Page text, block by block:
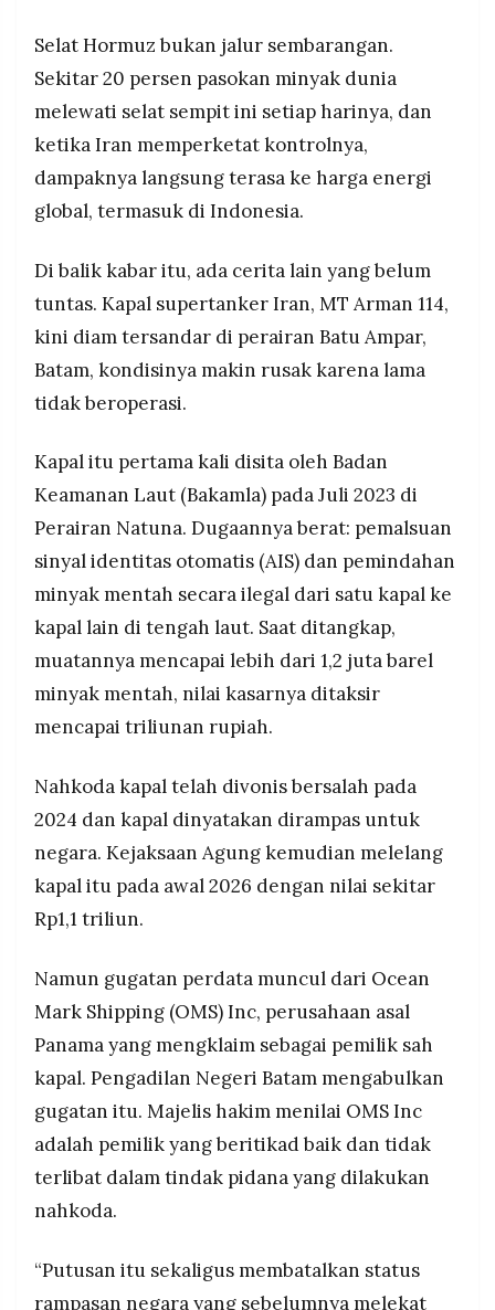
Selat Hormuz bukan jalur sembarangan.
Sekitar 20 persen pasokan minyak dunia
melewati selat sempit ini setiap harinya, dan
ketika Iran memperketat kontrolnya,
dampaknya langsung terasa ke harga energi
global, termasuk di Indonesia.
Di balik kabar itu, ada cerita lain yang belum
tuntas. Kapal supertanker Iran, MT Arman 114,
kini diam tersandar di perairan Batu Ampar,
Batam, kondisinya makin rusak karena lama
tidak beroperasi.
Kapal itu pertama kali disita oleh Badan
Keamanan Laut (Bakamla) pada Juli 2023 di
Perairan Natuna. Dugaannya berat: pemalsuan
sinyal identitas otomatis (AIS) dan pemindahan
minyak mentah secara ilegal dari satu kapal ke
kapal lain di tengah laut. Saat ditangkap,
muatannya mencapai lebih dari 1,2 juta barel
minyak mentah, nilai kasarnya ditaksir
mencapai triliunan rupiah.
Nahkoda kapal telah divonis bersalah pada
2024 dan kapal dinyatakan dirampas untuk
negara. Kejaksaan Agung kemudian melelang
kapal itu pada awal 2026 dengan nilai sekitar
Rp1,1 triliun.
Namun gugatan perdata muncul dari Ocean
Mark Shipping (OMS) Inc, perusahaan asal
Panama yang mengklaim sebagai pemilik sah
kapal. Pengadilan Negeri Batam mengabulkan
gugatan itu. Majelis hakim menilai OMS Inc
adalah pemilik yang beritikad baik dan tidak
terlibat dalam tindak pidana yang dilakukan
nahkoda.
“Putusan itu sekaligus membatalkan status
rampasan negara yang sebelumnya melekat